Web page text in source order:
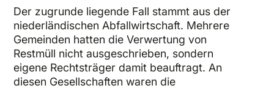
Der zugrunde liegende Fall stammt aus der
niederländischen Abfallwirtschaft. Mehrere
Gemeinden hatten die Verwertung von
Restmüll nicht ausgeschrieben, sondern
eigene Rechtsträger damit beauftragt. An
diesen Gesellschaften waren die